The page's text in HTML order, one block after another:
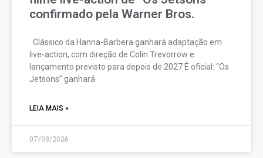
confirmado pela Warner Bros.
Clássico da Hanna-Barbera ganhará adaptação em
live-action, com direção de Colin Trevorrow e
lançamento previsto para depois de 2027 É oficial: “Os
Jetsons” ganhará
LEIA MAIS »
07/08/2026